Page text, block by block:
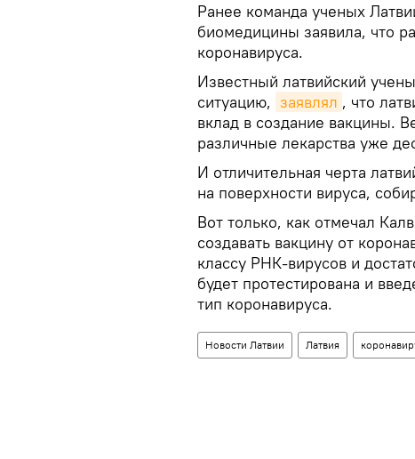
Ранее команда ученых
биомедицины заявила, что
коронавируса.
Известный латвийский
ситуацию, заявлял , что
вклад в создание вакцины.
различные лекарства уже
И отличительная черта
на поверхности вируса,
Вот только, как отмечал
создавать вакцину от
классу РНК-вирусов и
будет протестирована и
тип коронавируса.
Новости Латвии Латвия